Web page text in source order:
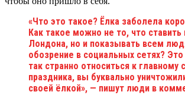
«Что это такое? Ёлка заболела
Как такое можно не то, что ставить
Лондона, но и показывать всем
обозрение в социальных сетях?
так странно относиться к главному
праздника, вы буквально
своей ёлкой», — пишут люди в